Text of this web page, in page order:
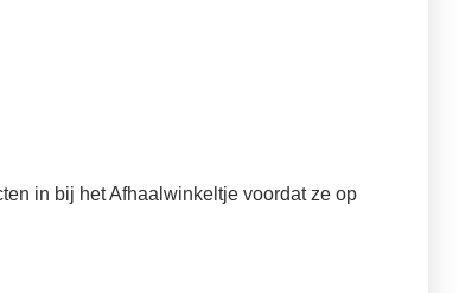
in bij het Afhaalwinkeltje voordat ze op